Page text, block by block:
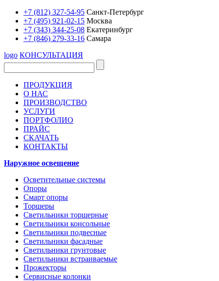
+7 (812) 327-54-95 Санкт-Петербург
+7 (495) 921-02-15 Москва
+7 (343) 344-25-08 Екатеринбург
+7 (846) 279-33-16 Самара
logo КОНСУЛЬТАЦИЯ
ПРОДУКЦИЯ
О НАС
ПРОИЗВОДСТВО
УСЛУГИ
ПОРТФОЛИО
ПРАЙС
СКАЧАТЬ
КОНТАКТЫ
Наружное освещение
Осветительные системы
Опоры
Смарт опоры
Торшеры
Светильники торшерные
Светильники консольные
Светильники подвесные
Светильники фасадные
Светильники грунтовые
Светильники встраиваемые
Прожекторы
Сервисные колонки